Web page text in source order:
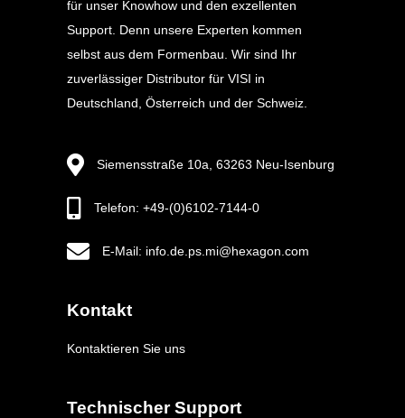
für unser Knowhow und den exzellenten
Support. Denn unsere Experten kommen
selbst aus dem Formenbau. Wir sind Ihr
zuverlässiger Distributor für VISI in
Deutschland, Österreich und der Schweiz.
Siemensstraße 10a, 63263 Neu-Isenburg
Telefon: +49-(0)6102-7144-0
E-Mail: info.de.ps.mi@hexagon.com
Kontakt
Kontaktieren Sie uns
Technischer Support